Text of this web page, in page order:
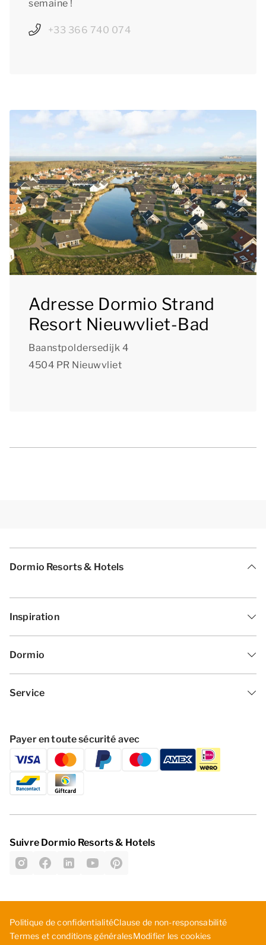
semaine !
+33 366 740 074
Adresse Dormio Strand
Resort Nieuwvliet-Bad
Baanstpoldersedijk 4
4504 PR Nieuwvliet
Dormio Resorts & Hotels
Inspiration
Dormio
Service
Payer en toute sécurité avec
Suivre Dormio Resorts & Hotels
Politique de confidentialitéC­lau­se ­de ­non­-re­spo­nsa­bil­ité
Termes et conditions généralesModifier les cookies